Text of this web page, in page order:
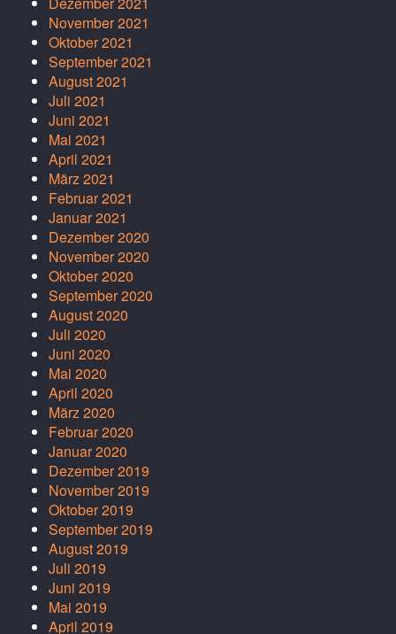
November 2021
Oktober 2021
September 2021
August 2021
Juli 2021
Juni 2021
Mai 2021
April 2021
März 2021
Februar 2021
Januar 2021
Dezember 2020
November 2020
Oktober 2020
September 2020
August 2020
Juli 2020
Juni 2020
Mai 2020
April 2020
März 2020
Februar 2020
Januar 2020
Dezember 2019
November 2019
Oktober 2019
September 2019
August 2019
Juli 2019
Juni 2019
Mai 2019
April 2019